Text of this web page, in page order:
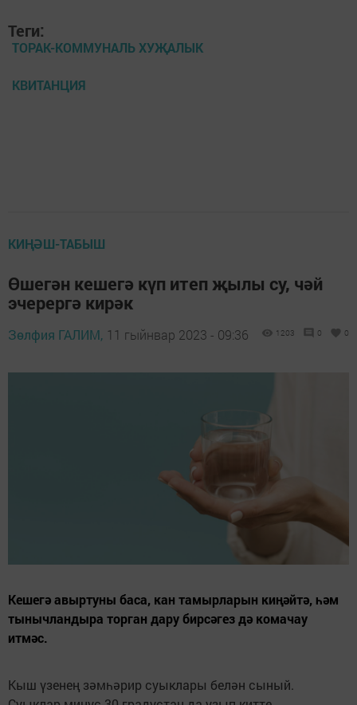
Теги:
ТОРАК-КОММУНАЛЬ ХУҖАЛЫК
КВИТАНЦИЯ
КИҢӘШ-ТАБЫШ
Өшегән кешегә күп итеп җылы су, чәй
эчерергә кирәк
Зөлфия ГАЛИМ, 11 гыйнвар 2023 - 09:36 1203 0 0
Кешегә авыртуны баса, кан тамырларын киңәйтә, һәм
тынычландыра торган дару бирсәгез дә комачау
итмәс.
Кыш үзенең зәмһәрир суыклары белән сыный.